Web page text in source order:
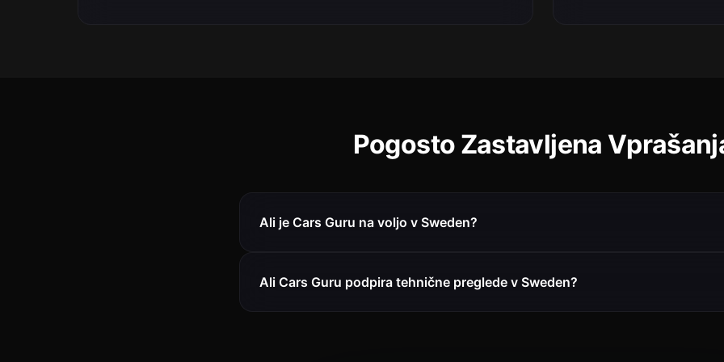
Pogosto Zastavljena
Ali je Cars Guru na voljo v Sweden?
Ali Cars Guru podpira tehnične preglede v Sweden?